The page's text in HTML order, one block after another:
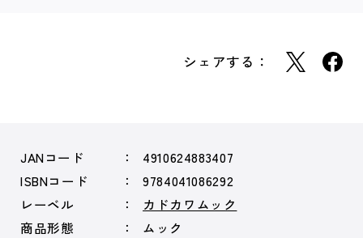
シェアする：
JANコード
4910624883407
ISBNコード
9784041086292
レーベル
カドカワムック
商品形態
ムック